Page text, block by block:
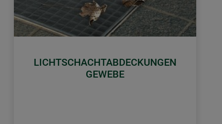
LICHTSCHACHTABDECKUNGEN
GEWEBE